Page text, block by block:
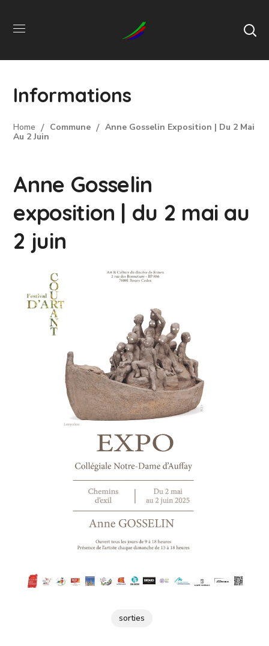
Informations
Home Commune
Anne Gosselin Exposition | Du 2 Mai
Au 2 Juin
Anne Gosselin
exposition | du 2 mai au
2 juin
sorties